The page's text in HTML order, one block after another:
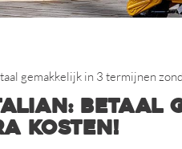
gemakkelijk in 3 termijnen
betaal
Kosten!